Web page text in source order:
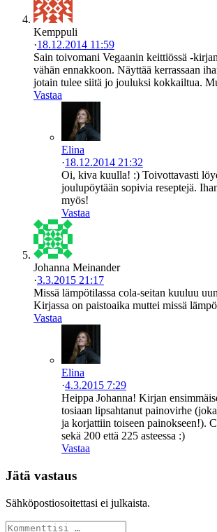
Kemppuli
·18.12.2014 11:59
Sain toivomani Vegaanin keittiössä -
vähän ennakkoon. Näyttää kerrassaan
jotain tulee siitä jo jouluksi kokkailtua.
Vastaa
Elina
·18.12.2014 21:32
Oi, kiva kuulla! :) Toivottavasti
joulupöytään sopivia reseptejä.
myös!
Vastaa
Johanna Meinander
·3.3.2015 21:17
Missä lämpötilassa cola-seitan kuuluu
Kirjassa on paistoaika muttei missä
Vastaa
Elina
·4.3.2015 7:29
Heippa Johanna! Kirjan
tosiaan lipsahtanut painovirhe
ja korjattiin toiseen painokseen!).
sekä 200 että 225 asteessa :)
Vastaa
Jätä vastaus
Sähköpostiosoitettasi ei julkaista.